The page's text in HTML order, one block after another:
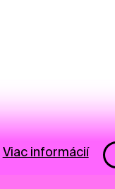
Viac informácií